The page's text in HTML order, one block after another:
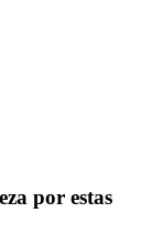
por estas